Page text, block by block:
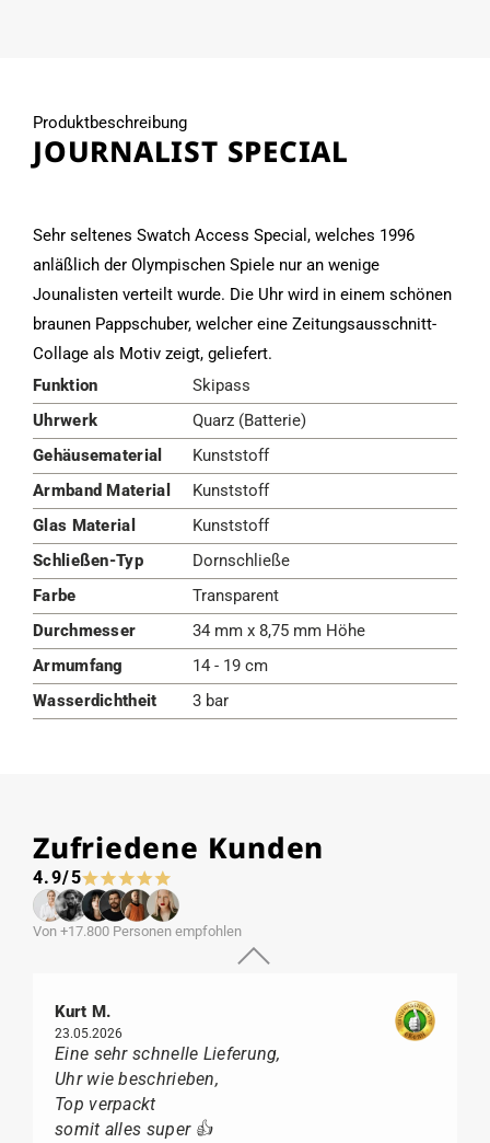
Produktbeschreibung
JOURNALIST SPECIAL
Sehr seltenes Swatch Access Special, welches 1996
anläßlich der Olympischen Spiele nur an wenige
Jounalisten verteilt wurde. Die Uhr wird in einem schönen
braunen Pappschuber, welcher eine Zeitungsausschnitt-
Collage als Motiv zeigt, geliefert.
Funktion
Skipass
Uhrwerk
Quarz (Batterie)
Gehäusematerial
Kunststoff
Armband Material
Kunststoff
Glas Material
Kunststoff
Schließen-Typ
Dornschließe
Farbe
Transparent
Durchmesser
34 mm x 8,75 mm Höhe
Armumfang
14 - 19 cm
Wasserdichtheit
3 bar
Zufriedene Kunden
4.9/5
Von +17.800 Personen empfohlen
Kurt M.
23.05.2026
Eine sehr schnelle Lieferung,
Uhr wie beschrieben,
Top verpackt
somit alles super 👍